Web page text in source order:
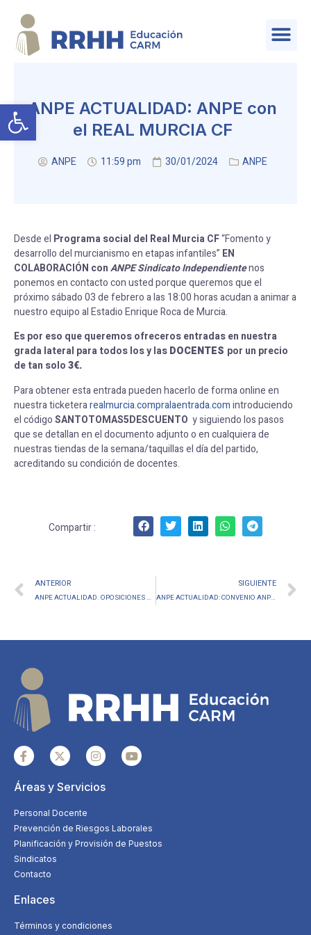
Abrir barra de herramientas
ANPE ACTUALIDAD: ANPE con
el REAL MURCIA CF
ANPE 11:59 pm 30/01/2024 ANPE
Desde el Programa social del Real Murcia CF“Fomento y
desarrollo del murcianismo en etapas infantiles” EN
COLABORACIÓN conANPE Sindicato Independientenos
ponemos en contacto con usted porque queremos que el
próximo sábado 03 de febrero a las 18:00 horas acudan a animar a
nuestro equipo al Estadio Enrique Roca de Murcia.
Es por eso que queremos ofreceros entradas en nuestra
grada lateral para todos los y lasDOCENTES por un precio
de tan solo3€.
Para obtener esta entrada pueden hacerlo de forma online en
nuestra ticketerarealmurcia.compralaentrada.comintroduciendo
el códigoSANTOTOMAS5DESCUENTO y siguiendo los pasos
que se detallan en el documento adjunto o en cualquiera de
nuestras tiendas de la semana/taquillas el día del partido,
acreditando su condición de docentes.
Compartir :
ANTERIOR
ANPE ACTUALIDAD. OPOSICIONES MAESTROS: ANPE EXIGE CLARIFICAR TERMINOLOGÍA.
SIGUIENTE
ANPE ACTUALIDAD: CONVENIO ANPE – REAL MURCIA
Áreas y Servicios
Personal Docente
Prevención de Riesgos Laborales
Planificación y Provisión de Puestos
Sindicatos
Contacto
Enlaces
Términos y condiciones